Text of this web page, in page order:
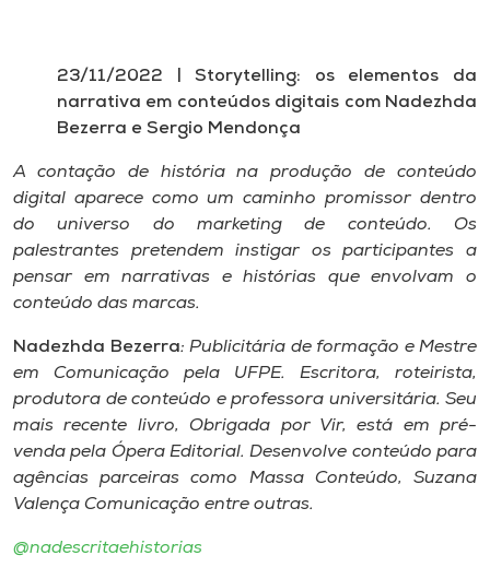
23/11/2022 | Storytelling: os elementos da
narrativa em conteúdos digitais com Nadezhda
Bezerra e Sergio Mendonça
A contação de história na produção de conteúdo
digital aparece como um caminho promissor dentro
do universo do marketing de conteúdo. Os
palestrantes pretendem instigar os participantes a
pensar em narrativas e histórias que envolvam o
conteúdo das marcas.
Nadezhda Bezerra: Publicitária de formação e Mestre
em Comunicação pela UFPE. Escritora, roteirista,
produtora de conteúdo e professora universitária. Seu
mais recente livro, Obrigada por Vir, está em pré-
venda pela Ópera Editorial. Desenvolve conteúdo para
agências parceiras como Massa Conteúdo, Suzana
Valença Comunicação entre outras.
@nadescritaehistorias